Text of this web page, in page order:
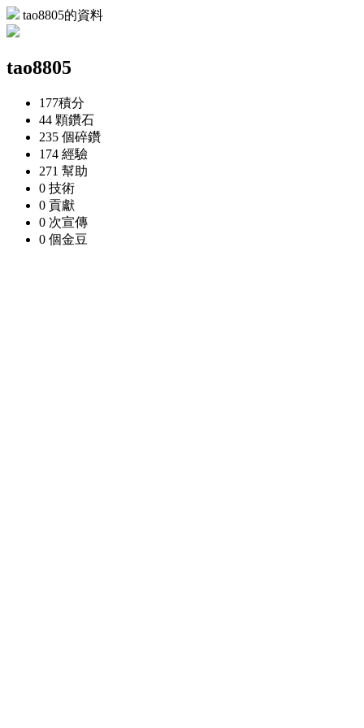
tao8805的資料
tao8805
177積分
44 顆鑽石
235 個碎鑽
174 經驗
271 幫助
0 技術
0 貢獻
0 次宣傳
0 個金豆